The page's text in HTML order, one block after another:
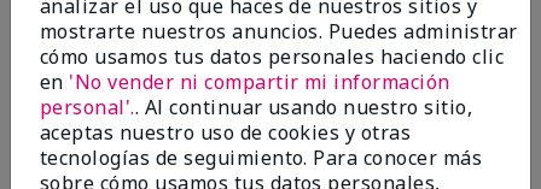
marykay.com/en-us/
Comentarios sobre Cityscape® Cologne Spray
My boyfriend bought this and he only wore it around
me I love this scent and it lasts so long. 5 stars this
is my favorite colonge!
Mostrar Traducción
analizar el uso que haces de nuestros sitios y
mostrarte nuestros anuncios. Puedes administrar
cómo usamos tus datos personales haciendo clic
en 'No vender ni compartir mi información
personal'.. Al continuar usando nuestro sitio,
aceptas nuestro uso de cookies y otras
tecnologías de seguimiento. Para conocer más
sobre cómo usamos tus datos personales,